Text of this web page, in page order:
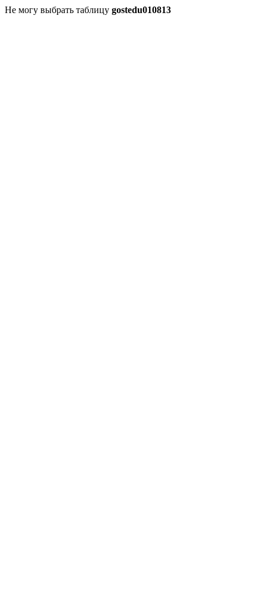
Не могу выбрать таблицу gostedu010813